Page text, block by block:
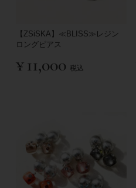
【ZSiSKA】≪BLISS≫レジン
ロングピアス
¥ 11,000 税込